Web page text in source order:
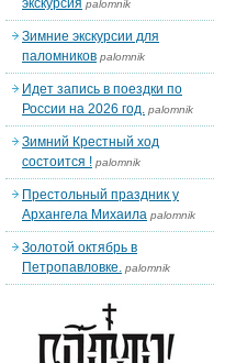
экскурсия palomnik
Зимние экскурсии для
паломников palomnik
Идет запись в поездки по
России на 2026 год. palomnik
Зимний Крестный ход
состоится ! palomnik
Престольный праздник у
Архангела Михаила palomnik
Золотой октябрь в
Петропавловке. palomnik